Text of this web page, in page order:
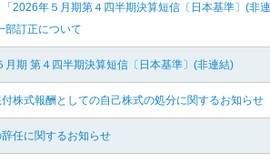
「2026年５月期第４四半期決算短信〔日本基準〕(非連
部訂正について
月期 第４四半期決算短信〔日本基準〕(非連結)
株式報酬としての自己株式の処分に関するお知らせ
任に関するお知らせ